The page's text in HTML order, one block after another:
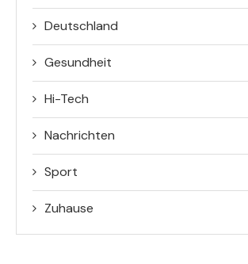
Deutschland
Gesundheit
Hi-Tech
Nachrichten
Sport
Zuhause